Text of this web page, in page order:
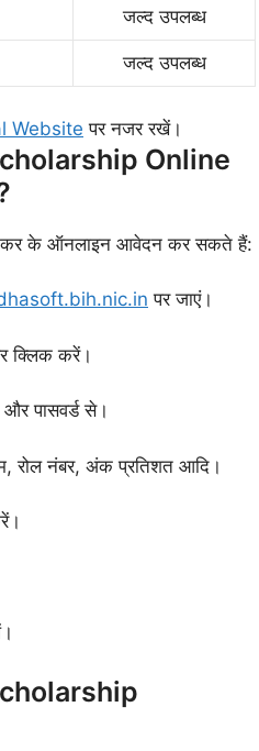
जल्द उपलब्ध
जल्द उपलब्ध
Website पर नजर रखें।
Online
कर के ऑनलाइन आवेदन कर सकते हैं:
पर जाएं।
क्लिक करें।
पासवर्ड से।
रोल नंबर, अंक प्रतिशत आदि।